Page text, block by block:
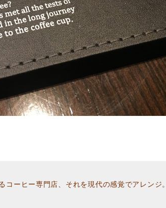
ーヒー専門店、それを現代の感覚でアレンジ。